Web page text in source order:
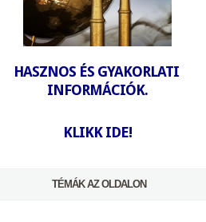
HASZNOS ÉS GYAKORLATI
INFORMÁCIÓK.
KLIKK IDE!
TÉMÁK AZ OLDALON